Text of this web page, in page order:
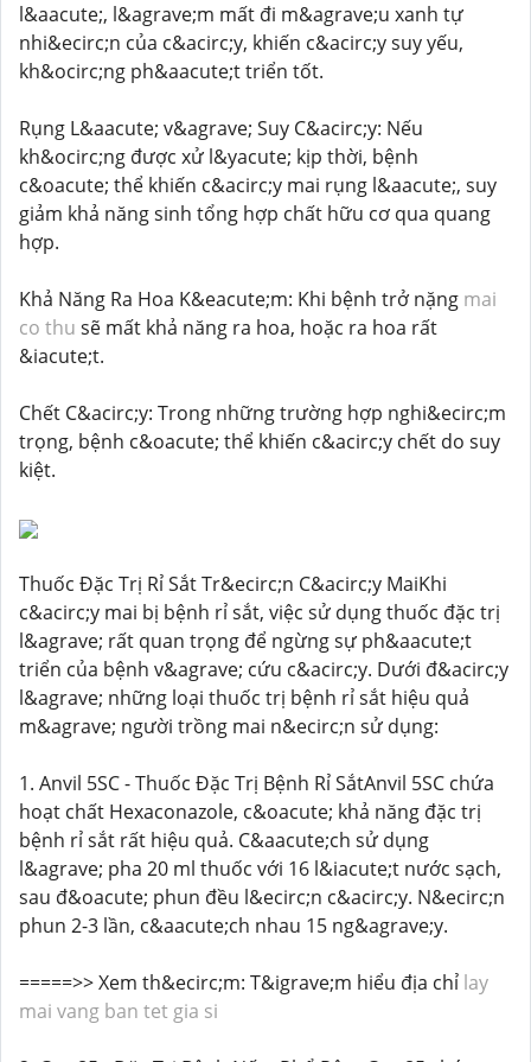
l&aacute;, l&agrave;m mất đi m&agrave;u xanh tự
nhi&ecirc;n của c&acirc;y, khiến c&acirc;y suy yếu,
kh&ocirc;ng ph&aacute;t triển tốt.
Rụng L&aacute; v&agrave; Suy C&acirc;y: Nếu
kh&ocirc;ng được xử l&yacute; kịp thời, bệnh
c&oacute; thể khiến c&acirc;y mai rụng l&aacute;, suy
giảm khả năng sinh tổng hợp chất hữu cơ qua quang
hợp.
Khả Năng Ra Hoa K&eacute;m: Khi bệnh trở nặng mai
co thu sẽ mất khả năng ra hoa, hoặc ra hoa rất
&iacute;t.
Chết C&acirc;y: Trong những trường hợp nghi&ecirc;m
trọng, bệnh c&oacute; thể khiến c&acirc;y chết do suy
kiệt.
Thuốc Đặc Trị Rỉ Sắt Tr&ecirc;n C&acirc;y MaiKhi
c&acirc;y mai bị bệnh rỉ sắt, việc sử dụng thuốc đặc trị
l&agrave; rất quan trọng để ngừng sự ph&aacute;t
triển của bệnh v&agrave; cứu c&acirc;y. Dưới đ&acirc;y
l&agrave; những loại thuốc trị bệnh rỉ sắt hiệu quả
m&agrave; người trồng mai n&ecirc;n sử dụng:
1. Anvil 5SC - Thuốc Đặc Trị Bệnh Rỉ SắtAnvil 5SC chứa
hoạt chất Hexaconazole, c&oacute; khả năng đặc trị
bệnh rỉ sắt rất hiệu quả. C&aacute;ch sử dụng
l&agrave; pha 20 ml thuốc với 16 l&iacute;t nước sạch,
sau đ&oacute; phun đều l&ecirc;n c&acirc;y. N&ecirc;n
phun 2-3 lần, c&aacute;ch nhau 15 ng&agrave;y.
=====>> Xem th&ecirc;m: T&igrave;m hiểu địa chỉ lay
mai vang ban tet gia si